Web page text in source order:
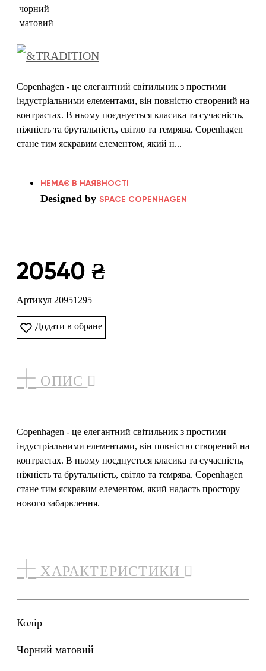
Copenhagen - це елегантний світильник з простими
індустріальними елементами, він повністю створений на
контрастах. В ньому поєднується класика та сучасність,
ніжність та брутальність, світло та темрява. Copenhagen
стане тим яскравим елементом, який н...
НЕМАЄ В НАЯВНОСТІ
Designed by SPACE COPENHAGEN
20540 ₴
Артикул 20951295
Додати в обране
ОПИС
Copenhagen - це елегантний світильник з простими
індустріальними елементами, він повністю створений на
контрастах. В ньому поєднується класика та сучасність,
ніжність та брутальність, світло та темрява. Copenhagen
стане тим яскравим елементом, який надасть простору
нового забарвлення.
ХАРАКТЕРИСТИКИ
Колір
чорний матовий